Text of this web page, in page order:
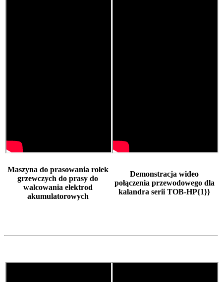
Maszyna do prasowania rolek
grzewczych do prasy do
walcowania elektrod
akumulatorowych
Demonstracja wideo
połączenia przewodowego dla
kalandra serii TOB-HP{1}}